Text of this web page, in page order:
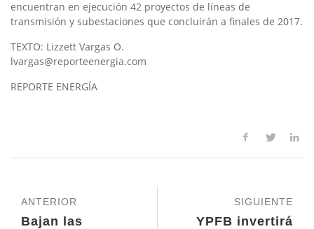
encuentran en ejecución 42 proyectos de líneas de
transmisión y subestaciones que concluirán a finales de 2017.
TEXTO: Lizzett Vargas O.
lvargas@reporteenergia.com
REPORTE ENERGÍA
SIGUIENTE
YPFB invertirá
ANTERIOR
Bajan las